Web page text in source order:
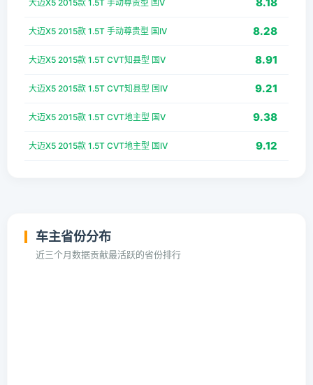
大迈X5 2015款 1.5T 手动尊贵型 国V
大迈X5 2015款 1.5T 手动尊贵型 国IV 8.28
大迈X5 2015款 1.5T CVT知县型 国V 8.91
大迈X5 2015款 1.5T CVT知县型 国IV 9.21
大迈X5 2015款 1.5T CVT地主型 国V 9.38
大迈X5 2015款 1.5T CVT地主型 国IV 9.12
车主省份分布
近三个月数据贡献最活跃的省份排行